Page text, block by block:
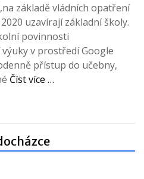
základě vládních opatření
uzavírají základní školy.
povinnosti
v prostředí Google
přístup do učebny,
Číst více …